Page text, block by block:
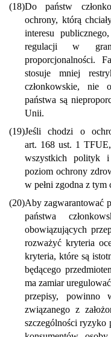
(18)Do państw
ochrony, którą
interesu
regulacji w
proporcjonalności.
stosuje mniej
członkowskie, nie
państwa są
Unii.
(19)Jeśli chodzi o
art. 168 ust. 1
wszystkich polityk
poziom ochrony
w pełni zgodna z tym
(20)Aby zagwarantować
państwa
obowiązujących
rozważyć kryteria
kryteria, które są
będącego
ma zamiar
przepisy, powinno
związanego z
szczególności ryzyko